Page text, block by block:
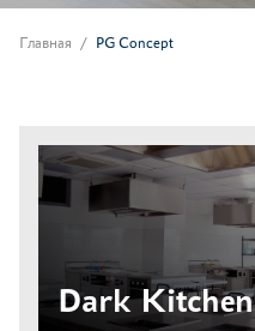
Главная PG Concept
Dark Kitchen